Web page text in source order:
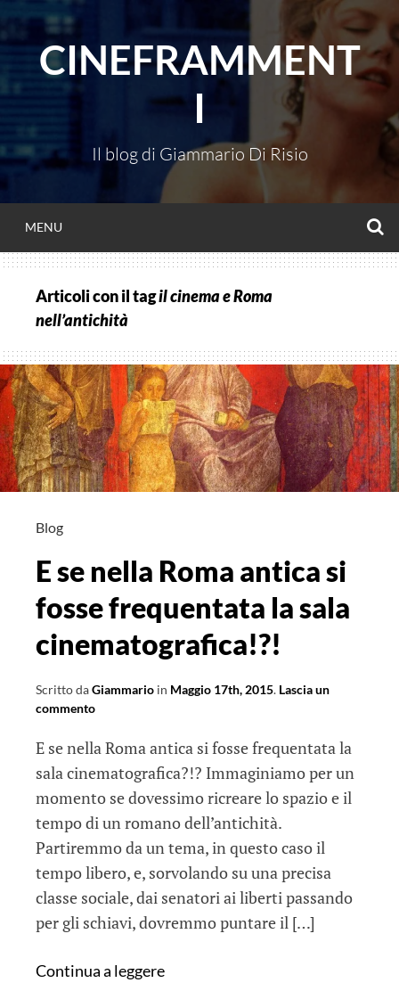
al
contenutoCINEFRAMMENT
I
Il blog di Giammario Di Risio
MENU
Articoli con il tagil cinema e Roma
nell’antichità
Blog
E se nella Roma antica si
fosse frequentata la sala
cinematografica!?!
Scritto daGiammario in Maggio 17th, 2015. Lascia un
commento
E se nella Roma antica si fosse frequentata la
sala cinematografica?!? Immaginiamo per un
momento se dovessimo ricreare lo spazio e il
tempo di un romano dell’antichità.
Partiremmo da un tema, in questo caso il
tempo libero, e, sorvolando su una precisa
classe sociale, dai senatori ai liberti passando
per gli schiavi, dovremmo puntare il […]
Continua a leggere